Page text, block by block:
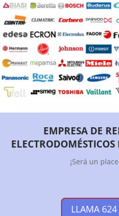
EMPRESA DE
¡Será un
LLAMA